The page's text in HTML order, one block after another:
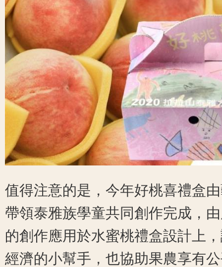
值得注意的是，今年好桃喜禮盒
帶領泰雅族學童共同創作完成，
的創作應用於水蜜桃禮盒設計上
經濟的小幫手，也協助果農享有